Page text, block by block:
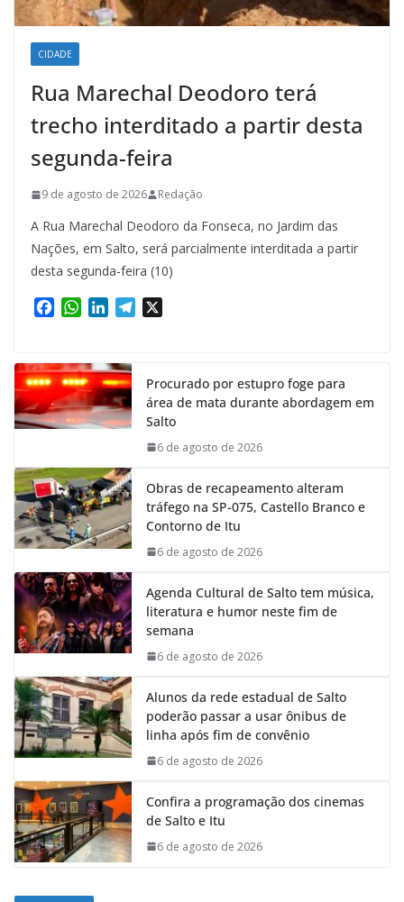
CIDADE
Rua Marechal Deodoro terá
trecho interditado a partir desta
segunda-feira
9 de agosto de 2026 Redação
A Rua Marechal Deodoro da Fonseca, no Jardim das
Nações, em Salto, será parcialmente interditada a partir
desta segunda-feira (10)
e
b
o
o
W
t
s
A
p
k
e
d
I
m
Procurado por estupro foge para
área de mata durante abordagem em
Salto
6 de agosto de 2026
Obras de recapeamento alteram
tráfego na SP-075, Castello Branco e
Contorno de Itu
6 de agosto de 2026
Agenda Cultural de Salto tem música,
literatura e humor neste fim de
semana
6 de agosto de 2026
Alunos da rede estadual de Salto
poderão passar a usar ônibus de
linha após fim de convênio
6 de agosto de 2026
Confira a programação dos cinemas
de Salto e Itu
6 de agosto de 2026